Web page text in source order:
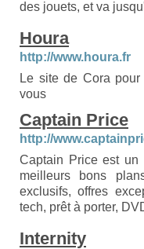
des jouets, et va
Houra
http://www.houra.fr
Le site de Cora
vous
Captain Price
http://
Captain Price est un
meilleurs bons
exclusifs, offres
tech, prêt à porter,
Internity